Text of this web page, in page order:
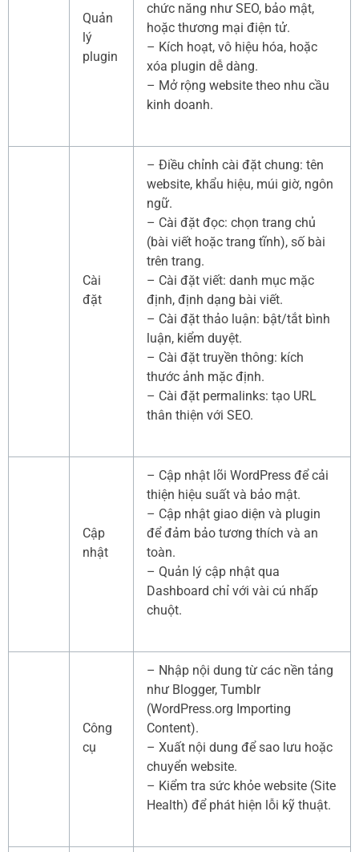
Quản
lý
plugin
chức năng như SEO, bảo mật,
hoặc thương mại điện tử.
– Kích hoạt, vô hiệu hóa, hoặc
xóa plugin dễ dàng.
– Mở rộng website theo nhu cầu
kinh doanh.
Cài
đặt
– Điều chỉnh cài đặt chung: tên
website, khẩu hiệu, múi giờ, ngôn
ngữ.
– Cài đặt đọc: chọn trang chủ
(bài viết hoặc trang tĩnh), số bài
trên trang.
– Cài đặt viết: danh mục mặc
định, định dạng bài viết.
– Cài đặt thảo luận: bật/tắt bình
luận, kiểm duyệt.
– Cài đặt truyền thông: kích
thước ảnh mặc định.
– Cài đặt permalinks: tạo URL
thân thiện với SEO.
Cập
nhật
– Cập nhật lõi WordPress để cải
thiện hiệu suất và bảo mật.
– Cập nhật giao diện và plugin
để đảm bảo tương thích và an
toàn.
– Quản lý cập nhật qua
Dashboard chỉ với vài cú nhấp
chuột.
Công
cụ
– Nhập nội dung từ các nền tảng
như Blogger, Tumblr
(WordPress.org Importing
Content).
– Xuất nội dung để sao lưu hoặc
chuyển website.
– Kiểm tra sức khỏe website (Site
Health) để phát hiện lỗi kỹ thuật.